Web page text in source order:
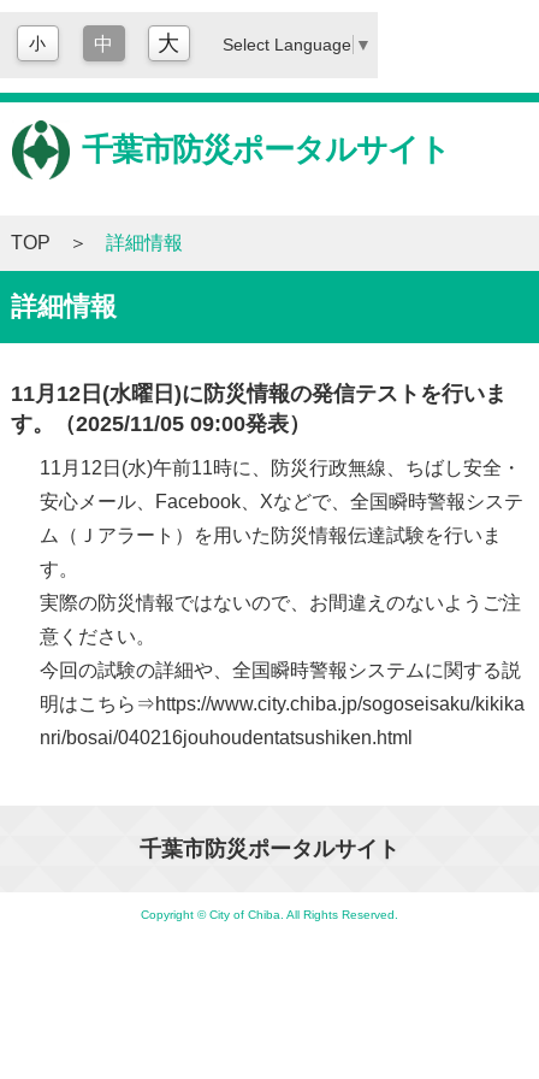
小 中 大 Select Language ▼
千葉市防災ポータルサイト
TOP 詳細情報
詳細情報
11月12日(水曜日)に防災情報の発信テストを行いま
す。（2025/11/05 09:00発表）
11月12日(水)午前11時に、防災行政無線、ちばし安全・
安心メール、Facebook、Xなどで、全国瞬時警報システ
ム（Ｊアラート）を用いた防災情報伝達試験を行いま
す。
実際の防災情報ではないので、お間違えのないようご注
意ください。
今回の試験の詳細や、全国瞬時警報システムに関する説
明はこちら⇒https://www.city.chiba.jp/sogoseisaku/kikika
nri/bosai/040216jouhoudentatsushiken.html
千葉市防災ポータルサイト
Copyright © City of Chiba. All Rights Reserved.